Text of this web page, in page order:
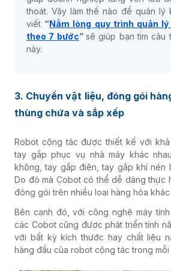
thoát. Vậy làm thế nào để quản lý
viết “Nằm lòng quy trình quản
theo 7 bước”sẽ giúp bạn tìm câu
này.
3. Chuyền vật liệu, đóng gói
thùng chứa và sắp xếp
Robot cộng tác được thiết kế với
tay gắp phục vụ nhà máy khác
không, tay gắp điện, tay gắp khí nén
Do đó mà Cobot có thể dễ dàng thực
đóng gói trên nhiều loại hàng hóa khác
Bên cạnh đó, với công nghệ máy
các Cobot cũng được phát triển tính
với bất kỳ kích thước hay chất liệu
hàng đầu của robot cộng tác trong